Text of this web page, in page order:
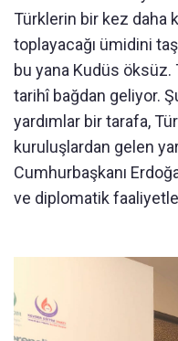
Türklerin bir kez daha
toplayacağı ümidini
bu yana Kudüs
tarihî bağdan geliyor.
yardımlar bir tarafa,
kuruluşlardan gelen
Cumhurbaşkanı
ve diplomatik